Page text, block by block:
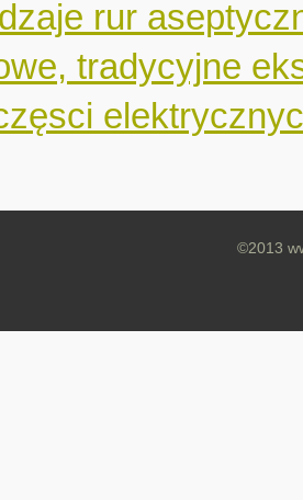
rur
tradycyjne
©2013